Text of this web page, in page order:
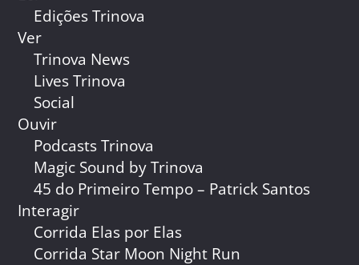
Edições Trinova
Ver
Trinova News
Lives Trinova
Social
Ouvir
Podcasts Trinova
Magic Sound by Trinova
45 do Primeiro Tempo – Patrick Santos
Interagir
Corrida Elas por Elas
Corrida Star Moon Night Run